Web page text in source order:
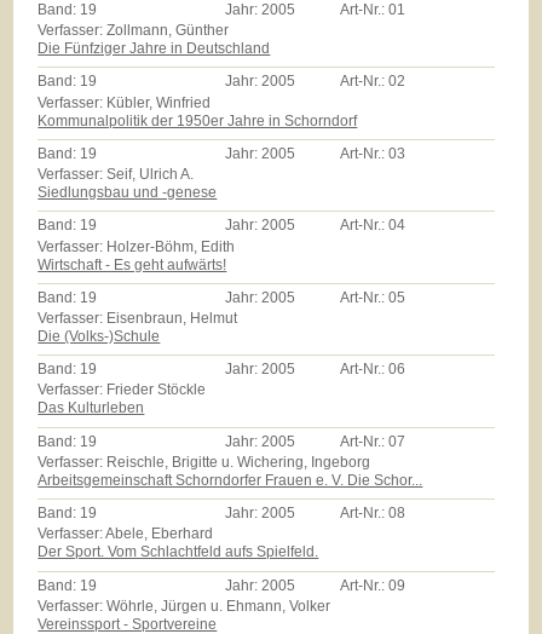
Band: 19 Jahr:2005 Art-Nr.:01
Verfasser: Zollmann, Günther
Die Fünfziger Jahre in Deutschland
Band: 19 Jahr:2005 Art-Nr.:02
Verfasser: Kübler, Winfried
Kommunalpolitik der 1950er Jahre in Schorndorf
Band: 19 Jahr:2005 Art-Nr.:03
Verfasser: Seif, Ulrich A.
Siedlungsbau und -genese
Band: 19 Jahr:2005 Art-Nr.:04
Verfasser: Holzer-Böhm, Edith
Wirtschaft - Es geht aufwärts!
Band: 19 Jahr: 2005 Art-Nr.:05
Verfasser: Eisenbraun, Helmut
Die (Volks-)Schule
Band: 19 Jahr:2005 Art-Nr.:06
Verfasser: Frieder Stöckle
Das Kulturleben
Band: 19 Jahr: 2005 Art-Nr.:07
Verfasser: Reischle, Brigitte u. Wichering, Ingeborg
Arbeitsgemeinschaft Schorndorfer Frauen e. V. Die Schor...
Band: 19 Jahr:2005 Art-Nr.:08
Verfasser: Abele, Eberhard
Der Sport. Vom Schlachtfeld aufs Spielfeld.
Band: 19 Jahr: 2005 Art-Nr.:09
Verfasser: Wöhrle, Jürgen u. Ehmann, Volker
Vereinssport - Sportvereine